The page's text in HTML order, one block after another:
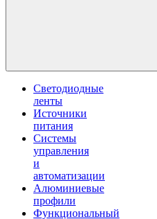
Светодиодные
ленты
Источники
питания
Системы
управления
и
автоматизации
Алюминиевые
профили
Функциональный